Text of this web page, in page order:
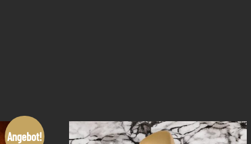
Angebot!